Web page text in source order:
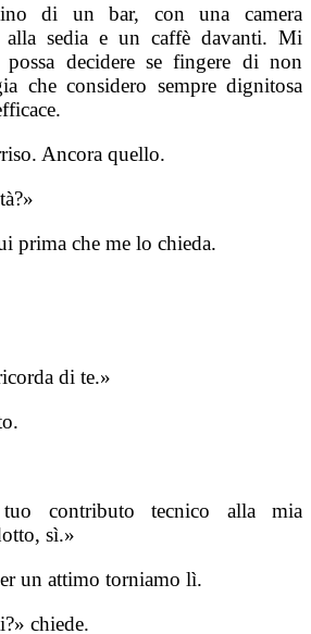
di un bar, con una camera
alla sedia e un caffè davanti. Mi
decidere se fingere di non
che considero sempre dignitosa
Ancora quello.
prima che me lo chieda.
di te.»
contributo tecnico alla mia
sì.»
un attimo torniamo lì.
chiede.